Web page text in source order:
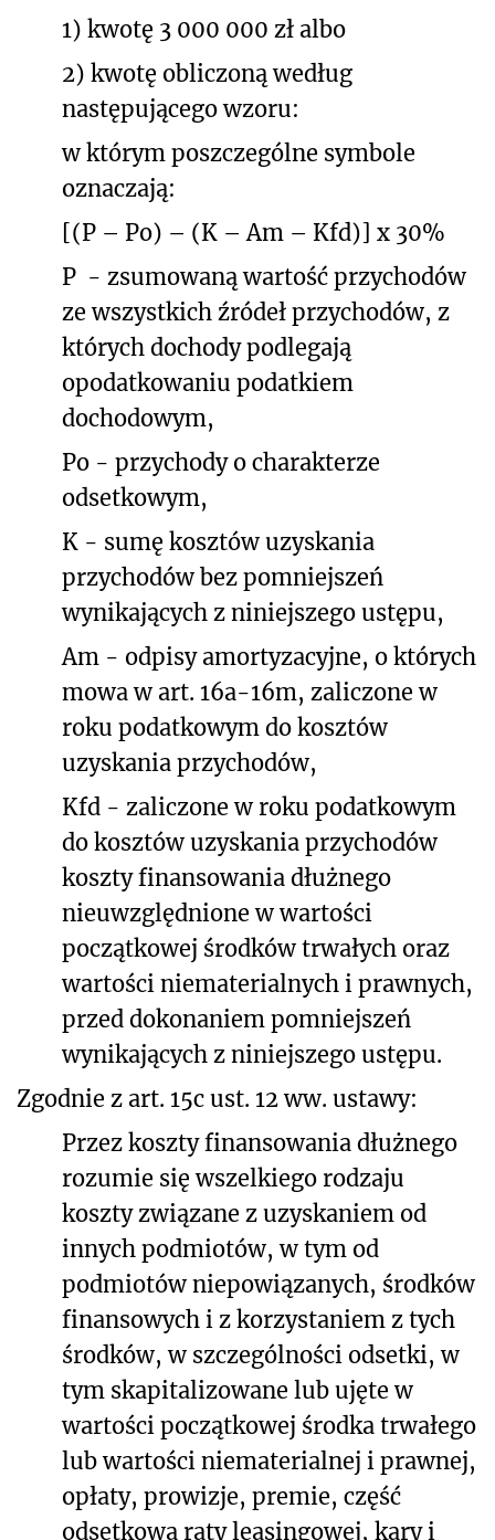
1) kwotę 3 000 000 zł albo
2) kwotę obliczoną według
następującego wzoru:
w którym poszczególne symbole
oznaczają:
[(P – Po) – (K – Am – Kfd)] x 30%
P - zsumowaną wartość przychodów
ze wszystkich źródeł przychodów, z
których dochody podlegają
opodatkowaniu podatkiem
dochodowym,
Po - przychody o charakterze
odsetkowym,
K - sumę kosztów uzyskania
przychodów bez pomniejszeń
wynikających z niniejszego ustępu,
Am - odpisy amortyzacyjne, o których
mowa w art. 16a-16m, zaliczone w
roku podatkowym do kosztów
uzyskania przychodów,
Kfd - zaliczone w roku podatkowym
do kosztów uzyskania przychodów
koszty finansowania dłużnego
nieuwzględnione w wartości
początkowej środków trwałych oraz
wartości niematerialnych i prawnych,
przed dokonaniem pomniejszeń
wynikających z niniejszego ustępu.
Zgodnie z art. 15c ust. 12 ww. ustawy:
Przez koszty finansowania dłużnego
rozumie się wszelkiego rodzaju
koszty związane z uzyskaniem od
innych podmiotów, w tym od
podmiotów niepowiązanych, środków
finansowych i z korzystaniem z tych
środków, w szczególności odsetki, w
tym skapitalizowane lub ujęte w
wartości początkowej środka trwałego
lub wartości niematerialnej i prawnej,
opłaty, prowizje, premie, część
odsetkową raty leasingowej, kary i